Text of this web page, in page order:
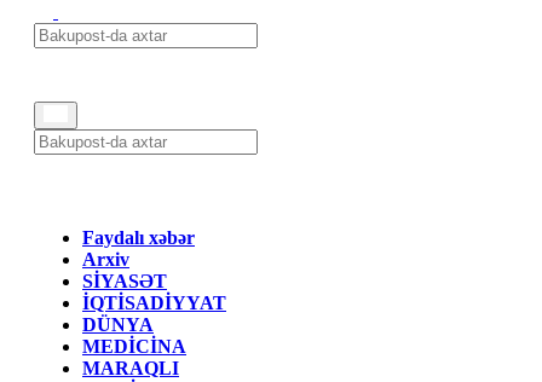
Faydalı xəbər
Arxiv
SİYASƏT
İQTİSADİYYAT
DÜNYA
MEDİCİNA
MARAQLI